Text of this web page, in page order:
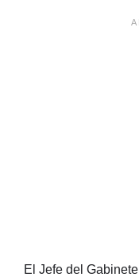
El Jefe del